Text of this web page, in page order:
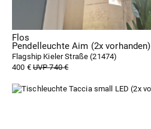
Flos
Pendelleuchte Aim (2x vorhanden)
Flagship Kieler Straße (21474)
400 €UVP 740 €